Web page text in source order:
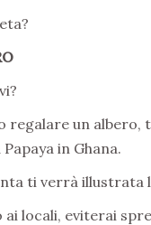
regalare un albero,
in Ghana.
ti verrà illustrata
ai locali, eviterai